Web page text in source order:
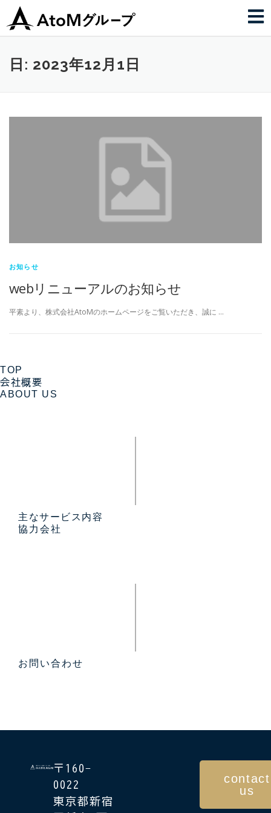
日: 2023年12月1日
お知らせ
webリニューアルのお知らせ
平素より、株式会社AtoMのホームページをご覧いただき、誠に …
TOP
会社概要
ABOUT US
主なサービス内容
協力会社
お問い合わせ
〒160-
0022
東京都新宿
contact
us